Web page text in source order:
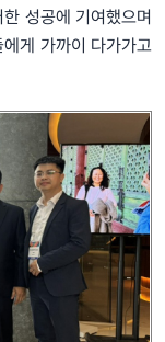
성공에 기여했으며
게 가까이 다가가고